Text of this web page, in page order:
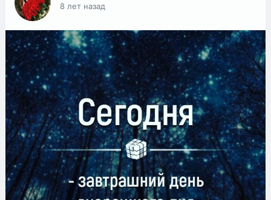
8 лет назад